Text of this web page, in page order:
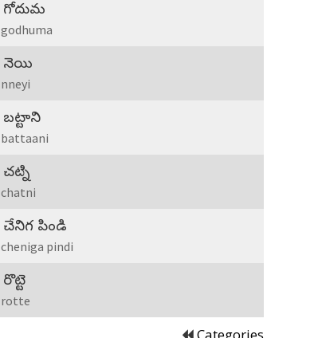
గోదుమ
godhuma
నెయి
nneyi
బట్టాని
battaani
చట్ని
chatni
చేనిగ పిండి
cheniga pindi
రొట్టె
rotte